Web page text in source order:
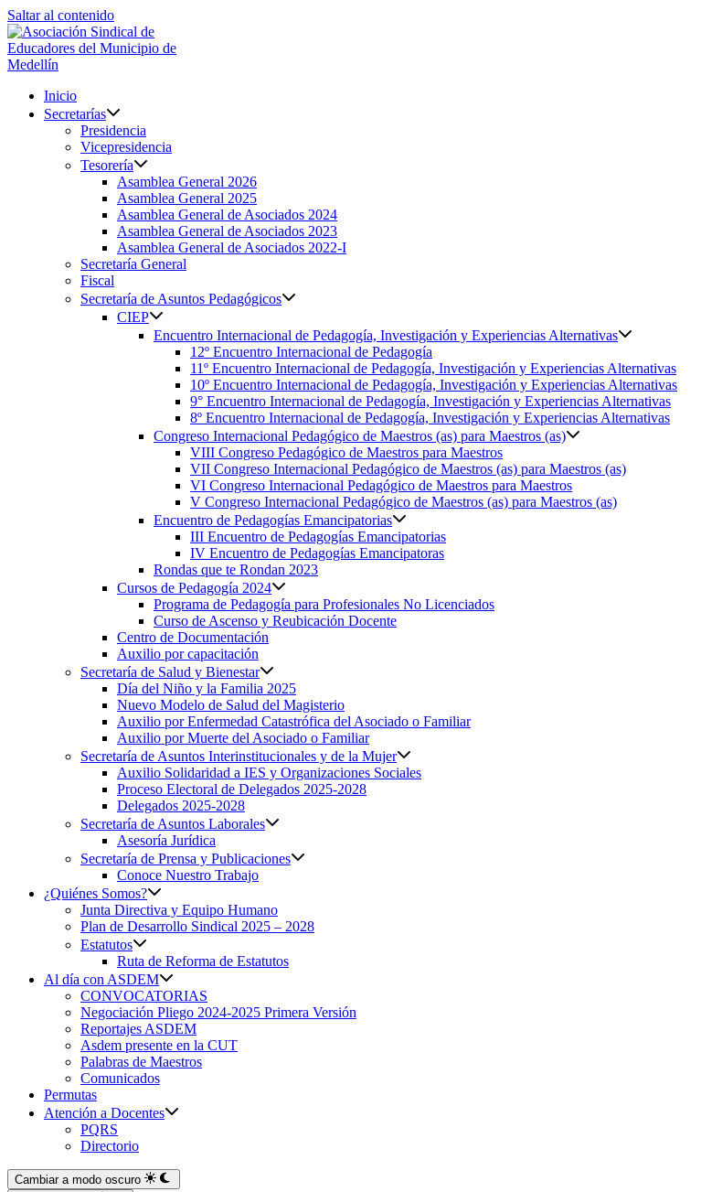
Saltar al contenido
Inicio
Secretarías
Presidencia
Vicepresidencia
Tesorería
Asamblea General 2026
Asamblea General 2025
Asamblea General de Asociados 2024
Asamblea General de Asociados 2023
Asamblea General de Asociados 2022-I
Secretaría General
Fiscal
Secretaría de Asuntos Pedagógicos
CIEP
Encuentro Internacional de Pedagogía, Investigación y Experiencias Alternativas
12º Encuentro Internacional de Pedagogía
11º Encuentro Internacional de Pedagogía, Investigación y Experiencias Alternativas
10º Encuentro Internacional de Pedagogía, Investigación y Experiencias Alternativas
9° Encuentro Internacional de Pedagogía, Investigación y Experiencias Alternativas
8º Encuentro Internacional de Pedagogía, Investigación y Experiencias Alternativas
Congreso Internacional Pedagógico de Maestros (as) para Maestros (as)
VIII Congreso Pedagógico de Maestros para Maestros
VII Congreso Internacional Pedagógico de Maestros (as) para Maestros (as)
VI Congreso Internacional Pedagógico de Maestros para Maestros
V Congreso Internacional Pedagógico de Maestros (as) para Maestros (as)
Encuentro de Pedagogías Emancipatorias
III Encuentro de Pedagogías Emancipatorias
IV Encuentro de Pedagogías Emancipatoras
Rondas que te Rondan 2023
Cursos de Pedagogía 2024
Programa de Pedagogía para Profesionales No Licenciados
Curso de Ascenso y Reubicación Docente
Centro de Documentación
Auxilio por capacitación
Secretaría de Salud y Bienestar
Día del Niño y la Familia 2025
Nuevo Modelo de Salud del Magisterio
Auxilio por Enfermedad Catastrófica del Asociado o Familiar
Auxilio por Muerte del Asociado o Familiar
Secretaría de Asuntos Interinstitucionales y de la Mujer
Auxilio Solidaridad a IES y Organizaciones Sociales
Proceso Electoral de Delegados 2025-2028
Delegados 2025-2028
Secretaría de Asuntos Laborales
Asesoría Jurídica
Secretaría de Prensa y Publicaciones
Conoce Nuestro Trabajo
¿Quiénes Somos?
Junta Directiva y Equipo Humano
Plan de Desarrollo Sindical 2025 – 2028
Estatutos
Ruta de Reforma de Estatutos
Al día con ASDEM
CONVOCATORIAS
Negociación Pliego 2024-2025 Primera Versión
Reportajes ASDEM
Asdem presente en la CUT
Palabras de Maestros
Comunicados
Permutas
Atención a Docentes
PQRS
Directorio
Cambiar a modo oscuro